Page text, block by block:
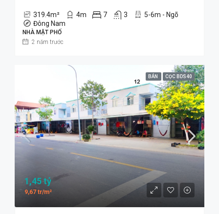
319.4m² 4m 7 3
5-6m - Ngõ
Đông Nam
NHÀ MẶT PHỐ
2 năm trước
BÁN CỌC BDS40
1,45 tỷ
9,67 tr/m²